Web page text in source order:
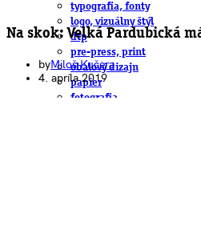
typografia, fonty
logo, vizuálny štýl
dtp
pre-press, print
obalový dizajn
papier
fotografia
Na skok: Velká Pardubická
byMiloš Kučera
4. apríla 2019